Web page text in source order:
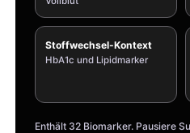
Stoffwechsel-Kontext
HbA1c und Lipidmarker
Enthält 32 Biomarker. Pausiere